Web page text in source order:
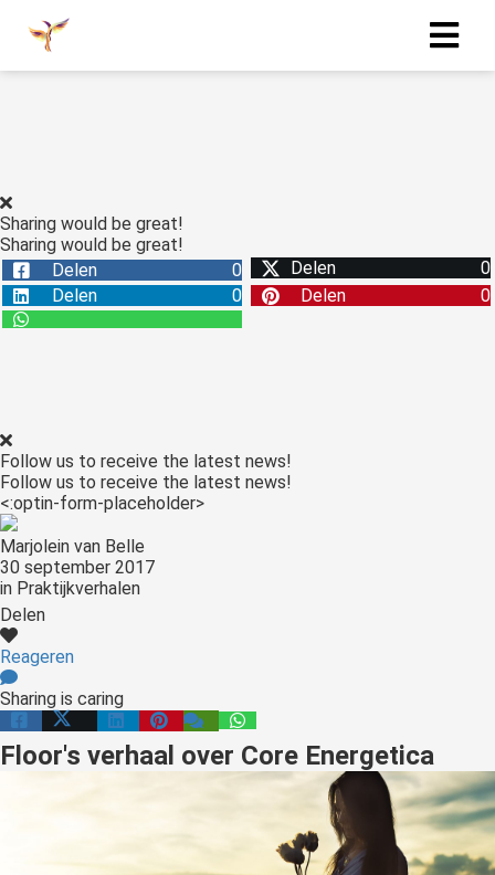
Sharing would be great!
Sharing would be great!
Delen
0 Delen
0
Delen
0 Delen 0
Follow us to receive the latest news!
Follow us to receive the latest news!
<:optin-form-placeholder>
Marjolein van Belle
30 september 2017
in Praktijkverhalen
Delen
Reageren
Sharing is caring
Floor's verhaal over Core Energetica